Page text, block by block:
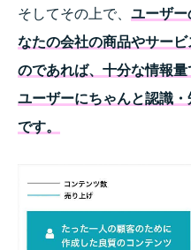
そしてその上で、 ユーザー
なたの会社の商品やサー
のであれば、十分な情報
ユーザーにちゃんと認識
です。